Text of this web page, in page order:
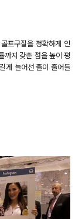
프구질을 정확하게 인
까지 갖춘 점을 높이 평
게 늘어선 줄이 줄어들